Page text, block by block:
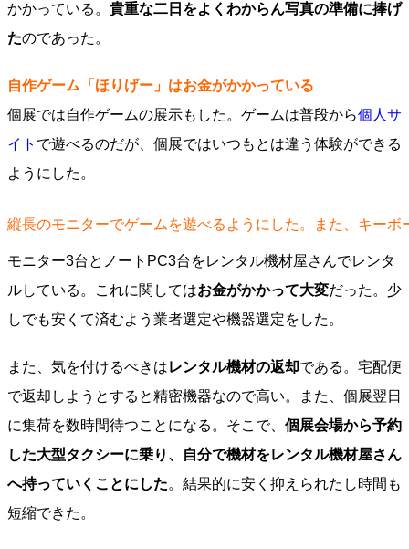
かかっている。 貴重な二日をよくわからん写真の準備に捧げ
たのであった。
自作ゲーム「ほりげー」はお金がかかっている
個展では自作ゲームの展示もした。ゲームは普段から個人サ
イト で遊べるのだが、個展ではいつもとは違う体験ができる
ようにした。
縦長のモニターでゲームを遊べるようにした。また、キー
モニター3台とノートPC3台をレンタル機材屋さんでレンタ
ルしている。これに関してはお金がかかって大変だった。少
しでも安くて済むよう業者選定や機器選定をした。
また、気を付けるべきはレンタル機材の返却である。宅配便
で返却しようとすると精密機器なので高い。また、個展翌日
に集荷を数時間待つことになる。そこで、 個展会場から予約
した大型タクシーに乗り、自分で機材をレンタル機材屋さん
へ持っていくことにした。結果的に安く抑えられたし時間も
短縮できた。